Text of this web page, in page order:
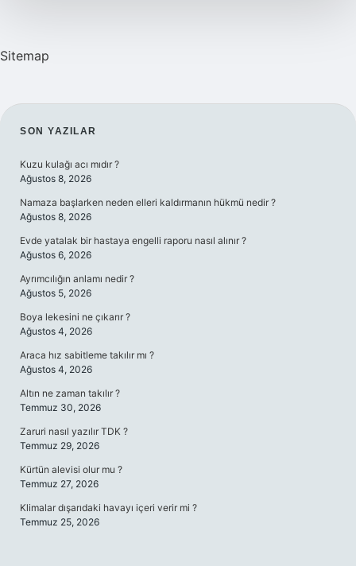
Sitemap
SIDEBAR
SON YAZILAR
Kuzu kulağı acı mıdır ?
Ağustos 8, 2026
Namaza başlarken neden elleri kaldırmanın hükmü nedir ?
Ağustos 8, 2026
Evde yatalak bir hastaya engelli raporu nasıl alınır ?
Ağustos 6, 2026
Ayrımcılığın anlamı nedir ?
Ağustos 5, 2026
Boya lekesini ne çıkarır ?
Ağustos 4, 2026
Araca hız sabitleme takılır mı ?
Ağustos 4, 2026
Altın ne zaman takılır ?
Temmuz 30, 2026
Zaruri nasıl yazılır TDK ?
Temmuz 29, 2026
Kürtün alevisi olur mu ?
Temmuz 27, 2026
Klimalar dışarıdaki havayı içeri verir mi ?
Temmuz 25, 2026